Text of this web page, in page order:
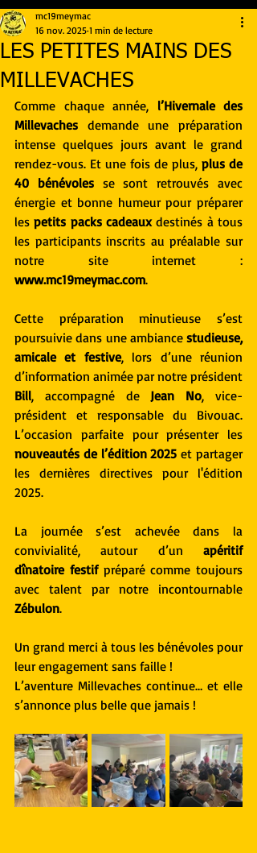
LES PETITES MAINS DES
MILLEVACHES
mc19meymac
16 nov. 2025 1 min de lecture
Comme chaque année, l’Hivernale des
Millevaches demande une préparation
intense quelques jours avant le grand
rendez-vous. Et une fois de plus, plus de
40 bénévoles se sont retrouvés avec
énergie et bonne humeur pour préparer
les petits packs cadeaux destinés à tous
les participants inscrits au préalable sur
www.mc19meymac.com.
Cette préparation minutieuse s’est
poursuivie dans une ambiance studieuse,
amicale et festive, lors d’une réunion
Bill, accompagné de Jean No, vice-
président et responsable du Bivouac.
nouveautés de l’édition 2025 et partager
les dernières directives pour l'édition
2025.
La journée s’est achevée dans la
convivialité, autour d’un apéritif
dînatoire festif préparé comme toujours
Zébulon.
Un grand merci à tous les bénévoles pour
leur engagement sans faille !
L’aventure Millevaches continue… et elle
s’annonce plus belle que jamais !